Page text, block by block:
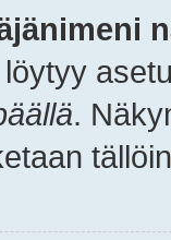
löytyy
.